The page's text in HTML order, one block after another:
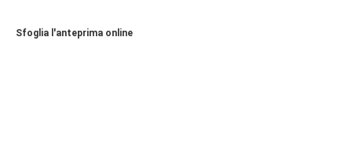
Sfoglia l'anteprima online